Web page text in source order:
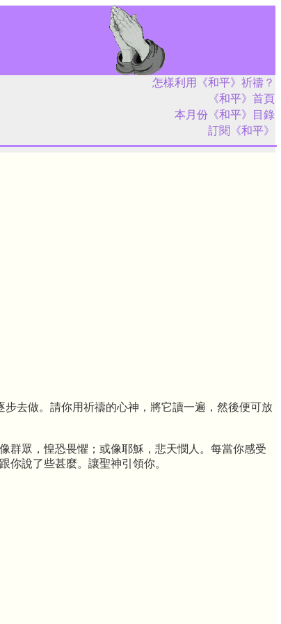
怎樣利用《和平》祈禱？
《和平》首頁
本月份《和平》目錄
訂閱《和平》
去做。請你用祈禱的心神，將它讀一遍，然後便可放
群眾，惶恐畏懼；或像耶穌，悲天憫人。每當你感受
你說了些甚麼。讓聖神引領你。